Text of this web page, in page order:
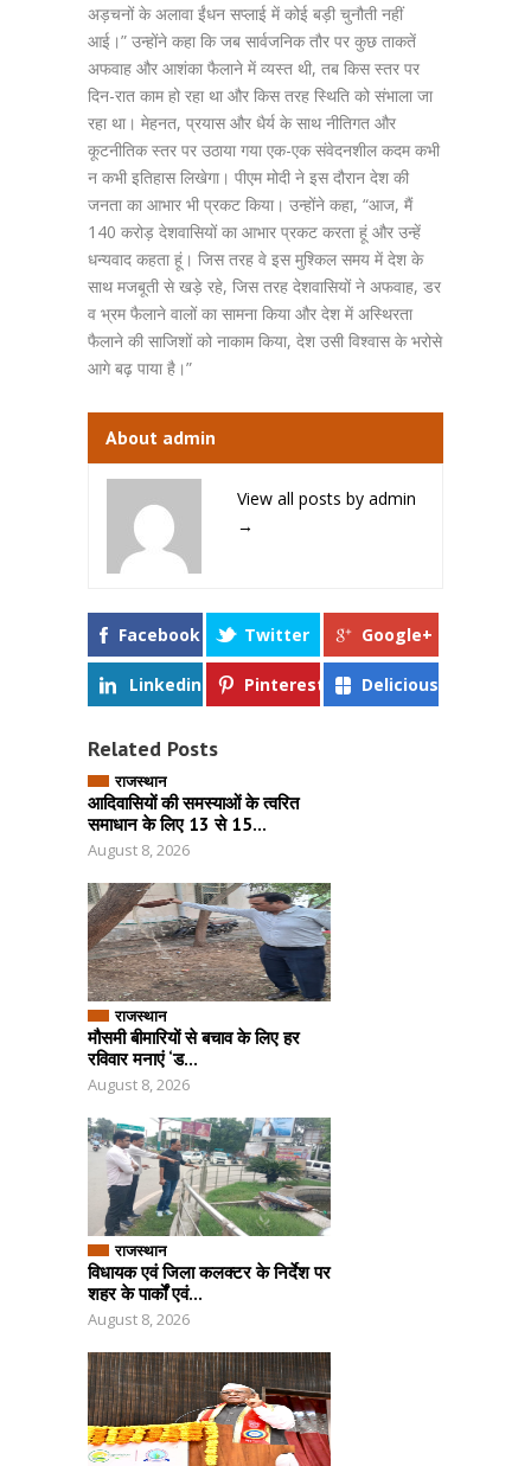
अड़चनों के अलावा ईंधन सप्लाई में कोई बड़ी चुनौती नहीं
आई।” उन्होंने कहा कि जब सार्वजनिक तौर पर कुछ ताकतें
अफवाह और आशंका फैलाने में व्यस्त थी, तब किस स्तर पर
दिन-रात काम हो रहा था और किस तरह स्थिति को संभाला जा
रहा था। मेहनत, प्रयास और धैर्य के साथ नीतिगत और
कूटनीतिक स्तर पर उठाया गया एक-एक संवेदनशील कदम कभी
न कभी इतिहास लिखेगा। पीएम मोदी ने इस दौरान देश की
जनता का आभार भी प्रकट किया। उन्होंने कहा, “आज, मैं
140 करोड़ देशवासियों का आभार प्रकट करता हूं और उन्हें
धन्यवाद कहता हूं। जिस तरह वे इस मुश्किल समय में देश के
साथ मजबूती से खड़े रहे, जिस तरह देशवासियों ने अफवाह, डर
व भ्रम फैलाने वालों का सामना किया और देश में अस्थिरता
फैलाने की साजिशों को नाकाम किया, देश उसी विश्वास के भरोसे
आगे बढ़ पाया है।”
About admin
View all posts by admin
→
Facebook Twitter Google+
Linkedin Pinterest Delicious
Related Posts
राजस्थान
आदिवासियों की समस्याओं के त्वरित
समाधान के लिए 13 से 15...
August 8, 2026
राजस्थान
मौसमी बीमारियों से बचाव के लिए हर
रविवार मनाएं ‘ड...
August 8, 2026
राजस्थान
विधायक एवं जिला कलक्टर के निर्देश पर
शहर के पार्कों एवं...
August 8, 2026